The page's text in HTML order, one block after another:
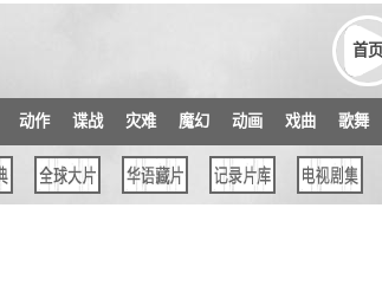
首页
动作 谍战 灾难 魔幻 动画 戏曲 歌舞